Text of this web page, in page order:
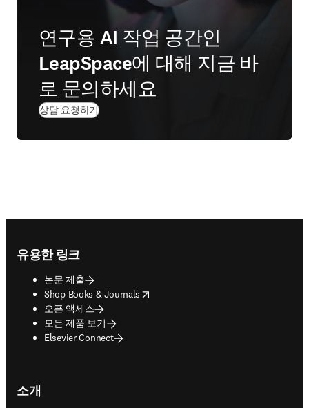
연구용 AI 작업 공간인
LeapSpace에 대해 지금 바
로 문의하세요
상담 요청하기
유용한 링크
논문 제출
Shop Books & Journals
opens in new tab/window
오픈 액세스
모든 제품 보기
Elsevier Connect
소개